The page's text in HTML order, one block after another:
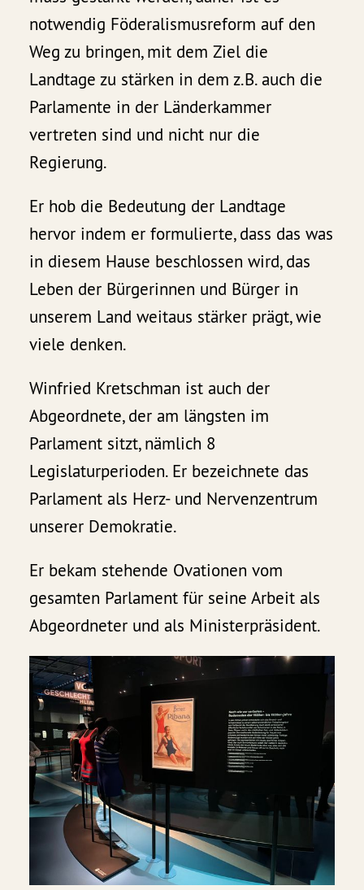
notwendig Föderalismusreform auf den
Weg zu bringen, mit dem Ziel die
Landtage zu stärken in dem z.B. auch die
Parlamente in der Länderkammer
vertreten sind und nicht nur die
Regierung.
Er hob die Bedeutung der Landtage
hervor indem er formulierte, dass das was
in diesem Hause beschlossen wird, das
Leben der Bürgerinnen und Bürger in
unserem Land weitaus stärker prägt, wie
viele denken.
Winfried Kretschman ist auch der
Abgeordnete, der am längsten im
Parlament sitzt, nämlich 8
Legislaturperioden. Er bezeichnete das
Parlament als Herz- und Nervenzentrum
unserer Demokratie.
Er bekam stehende Ovationen vom
gesamten Parlament für seine Arbeit als
Abgeordneter und als Ministerpräsident.